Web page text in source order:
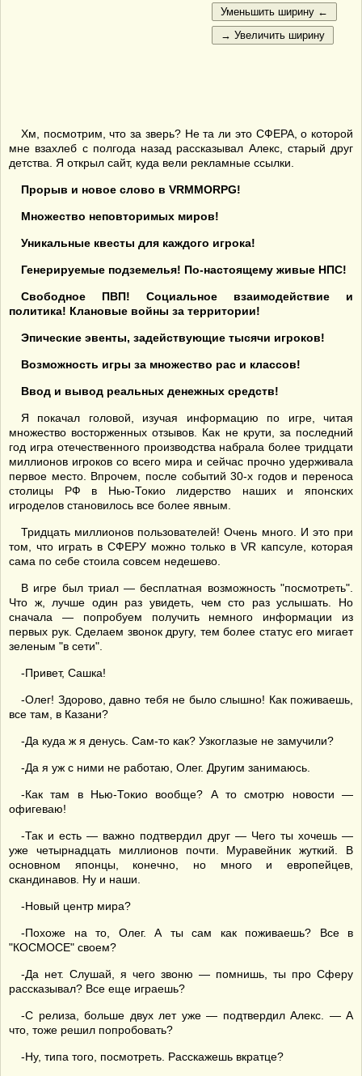
Хм, посмотрим, что за зверь? Не та ли это СФЕРА, о которой
мне взахлеб с полгода назад рассказывал Алекс, старый друг
детства. Я открыл сайт, куда вели рекламные ссылки.
Прорыв и новое слово в VRMMORPG!
Множество неповторимых миров!
Уникальные квесты для каждого игрока!
Генерируемые подземелья! По-настоящему живые НПС!
Свободное ПВП! Социальное взаимодействие и
политика! Клановые войны за территории!
Эпические эвенты, задействующие тысячи игроков!
Возможность игры за множество рас и классов!
Ввод и вывод реальных денежных средств!
Я покачал головой, изучая информацию по игре, читая
множество восторженных отзывов. Как не крути, за последний
год игра отечественного производства набрала более тридцати
миллионов игроков со всего мира и сейчас прочно удерживала
первое место. Впрочем, после событий 30-х годов и переноса
столицы РФ в Нью-Токио лидерство наших и японских
игроделов становилось все более явным.
Тридцать миллионов пользователей! Очень много. И это при
том, что играть в СФЕРУ можно только в VR капсуле, которая
сама по себе стоила совсем недешево.
В игре был триал — бесплатная возможность "посмотреть".
Что ж, лучше один раз увидеть, чем сто раз услышать. Но
сначала — попробуем получить немного информации из
первых рук. Сделаем звонок другу, тем более статус его мигает
зеленым "в сети".
-Привет, Сашка!
-Олег! Здорово, давно тебя не было слышно! Как поживаешь,
все там, в Казани?
-Да куда ж я денусь. Сам-то как? Узкоглазые не замучили?
-Да я уж с ними не работаю, Олег. Другим занимаюсь.
-Как там в Нью-Токио вообще? А то смотрю новости —
офигеваю!
-Так и есть — важно подтвердил друг — Чего ты хочешь —
уже четырнадцать миллионов почти. Муравейник жуткий. В
основном японцы, конечно, но много и европейцев,
скандинавов. Ну и наши.
-Новый центр мира?
-Похоже на то, Олег. А ты сам как поживаешь? Все в
"КОСМОСЕ" своем?
-Да нет. Слушай, я чего звоню — помнишь, ты про Сферу
рассказывал? Все еще играешь?
-С релиза, больше двух лет уже — подтвердил Алекс. — А
что, тоже решил попробовать?
-Ну, типа того, посмотреть. Расскажешь вкратце?